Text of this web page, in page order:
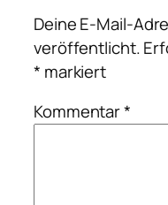
Deine E-Mail-
veröffentlicht.
* markiert
Kommentar*